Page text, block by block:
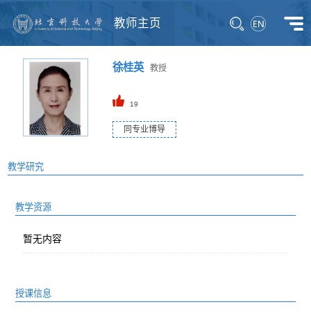
教师主页
徐桂英教授
19
同专业博导
教学研究
教学资源
暂无内容
授课信息